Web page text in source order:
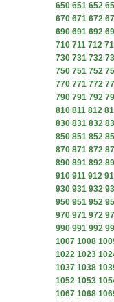
650 651 652
670 671 672
690 691 692
710 711 712
730 731 732
750 751 752
770 771 772
790 791 792
810 811 812
830 831 832
850 851 852
870 871 872
890 891 892
910 911 912
930 931 932
950 951 952
970 971 972
990 991 992
1007 1008
1022 1023
1037 1038
1052 1053
1067 1068